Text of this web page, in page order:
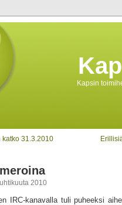
Kapsin
katko 31.3.2010
2010
IRC-kanavalla tuli puheeksi